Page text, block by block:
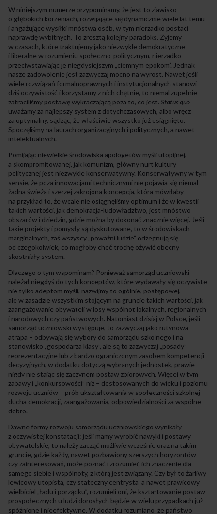
W niniejszym numerze przypominamy, że jest to zjawisko
o głębokich korzeniach, rozwijające się dynamicznie wiele lat temu
i angażujące wysiłki mnóstwa osób, w tym nierzadko postaci
naprawdę wybitnych. To zresztą kolejny paradoks. Żyjemy
w czasach, które traktujemy jako niezwykle demokratyczne
i liberalne w rozumieniu społeczno-politycznym, nierzadko
przeciwstawiając je niegdysiejszym „ciemnym epokom”. Jednak
nasze zadowolenie jest zazwyczaj mocno na wyrost. Nawet jeśli
wiele rozwiązań formalnoprawnych i instytucjonalnych stanowi
dziś oczywistość i korzystamy z nich chętnie, to niemal zupełnie
zatraciliśmy postawę wykraczającą poza to, co jest. Status quo
uważamy za najlepszy system z dotychczasowych, albo wręcz
za optymalny, sądząc, że właściwie wszystko już osiągnięto.
Spoczęliśmy na laurach organizacyjnych i politycznych, a nawet
intelektualnych.
Pomijając niewielkie środowiska apologetów myśli utopijnej,
a skompromitowanej, jak komunizm, główny nurt kultury
politycznej jest niezwykle konserwatywny. Konserwatywny w tym
sensie, że poza innowacjami technicznymi nie pojawia się niemal
żadna świeża i szerzej zakrojona koncepcja, która mówiłaby
na przykład to, że wcale nie osiągnęliśmy optimum i że w kwestii
takich wartości, jak demokracja-ludowładztwo, jest mnóstwo
obszarów i dziedzin, gdzie można by dokonać znacznie więcej. Jeśli
takie projekty i pomysły są dyskutowane, to w środowiskach
marginalnych, zaś wszyscy „poważni ludzie” odżegnują się
od czegokolwiek, co mogłoby choć trochę ożywić obecny
skostniały system.
Dlaczego o tym wspominam? Ponieważ samorząd uczniowski
należał niegdyś do tych konceptów, które wydawały się oczywiste
nie tylko adeptom myśli, nazwijmy to ogólnie, postępowej,
ale w zasadzie wszystkim stojącym na gruncie takich wartości, jak
zaangażowanie obywateli w losy wspólnot lokalnych, regionalnych
i narodowych czy państwowych. Natomiast dzisiaj w Polsce, jeśli
samorząd uczniowski występuje, to zazwyczaj jako rutynowa
atrapa – odbywają się wybory do samorządu szkolnego i na
stanowisko „gospodarza klasy”, ale są to zazwyczaj „posady”
reprezentacyjne lub z bardzo ograniczonym zasobem kompetencji
decyzyjnych, w dodatku dotyczą wybranych jednostek, prawie
nigdy nie stając się zaczynem postaw zbiorowych. Więcej w tym
zabawy i „konkursowości” niż – dostosowanych do wieku i poziomu
rozwoju uczniów – prób ukształtowania w społeczności szkolnej
ducha demokracji, zaangażowania, odpowiedzialności za wspólne
dobro.
Dawne formy rozwoju samorządu uczniowskiego wynikały
z oczywistej konstatacji: jeśli mamy wyrobić nawyki i postawy
obywatelskie, to należy zacząć możliwie wcześnie oraz na takim
gruncie, gdzie każdy, nawet pozbawiony szerszych horyzontów
czy zainteresowań, może poznać i zrozumieć ich znaczenie dla
samego siebie i wspólnoty, z którą jest związany. Czy był to żarliwy
lewicowy utopista, czy stateczny centrysta, a nawet prawicowy
wielbiciel „ładu i porządku”, rozumieli oni, że kształtowanie postaw
prospołecznych u ludzi dorosłych będzie w wielu przypadkach już
spóźnione i nieefektywne. W dodatku rozumiano, że państwo